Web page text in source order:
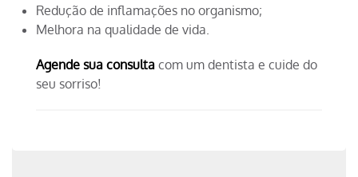
Redução de inflamações no organismo;
Melhora na qualidade de vida.
Agende sua consulta com um dentista e cuide do
seu sorriso!